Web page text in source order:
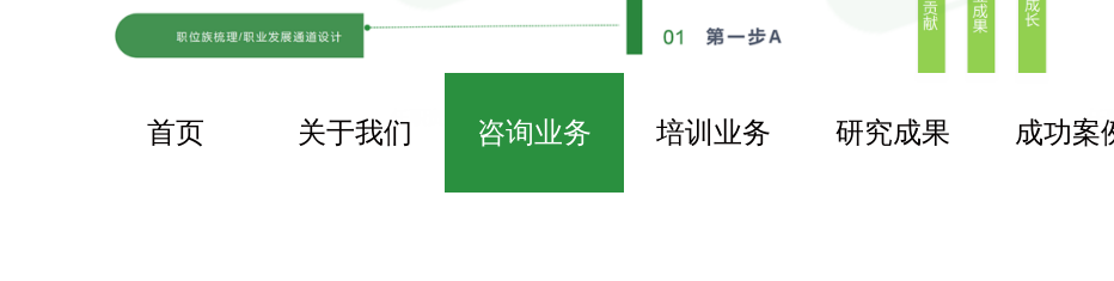
首页 关于我们 咨询业务 培训业务 研究成果 成功案